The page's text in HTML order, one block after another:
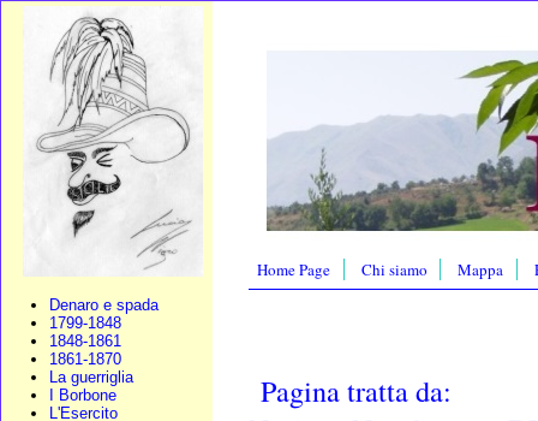
Denaro e spada
1799-1848
1848-1861
1861-1870
La guerriglia
I Borbone
L'Esercito
Home Page Chi siamo Mappa
Pagina tratta da: